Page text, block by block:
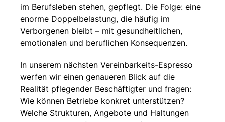
im Berufsleben stehen, gepflegt. Die Folge: eine
enorme Doppelbelastung, die häufig im
Verborgenen bleibt – mit gesundheitlichen,
emotionalen und beruflichen Konsequenzen.
In unserem nächsten Vereinbarkeits-Espresso
werfen wir einen genaueren Blick auf die
Realität pflegender Beschäftigter und fragen:
Wie können Betriebe konkret unterstützen?
Welche Strukturen, Angebote und Haltungen